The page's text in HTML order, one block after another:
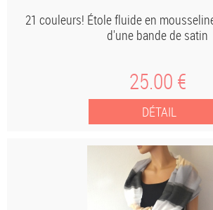
21 couleurs! Étole fluide en
d'une bande de satin
25.00 €